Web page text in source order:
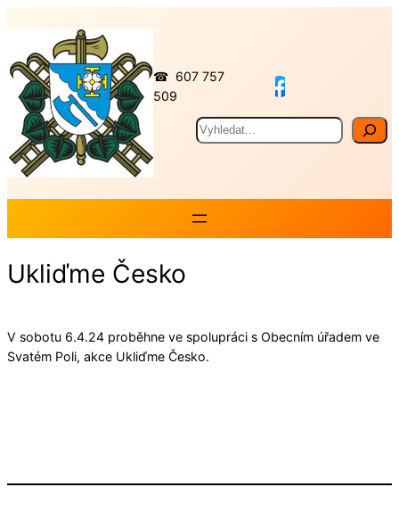
obsah
☎ 607 757
509
Hledat
Ukliďme Česko
V sobotu 6.4.24 proběhne ve spolupráci s Obecním úřadem ve
Svatém Poli, akce Ukliďme Česko.